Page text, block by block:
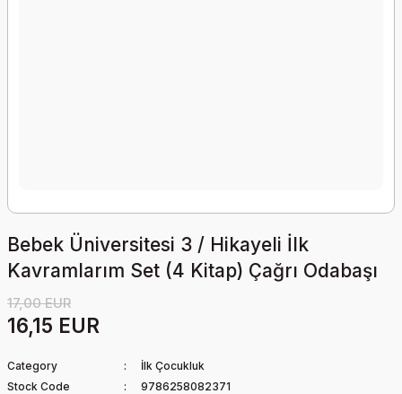
Bebek Üniversitesi 3 / Hikayeli İlk
Kavramlarım Set (4 Kitap) Çağrı Odabaşı
17,00 EUR
16,15 EUR
Category
İlk Çocukluk
Stock Code
9786258082371